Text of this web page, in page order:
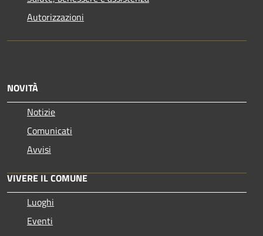
Autorizzazioni
NOVITÀ
Notizie
Comunicati
Avvisi
VIVERE IL COMUNE
Luoghi
Eventi